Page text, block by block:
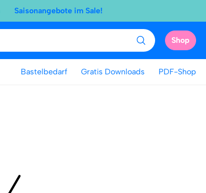
Saisonangebote im Sale!
Shop
Bastelbedarf Gratis Downloads PDF-Shop